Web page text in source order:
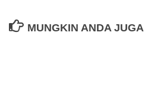
MUNGKIN ANDA